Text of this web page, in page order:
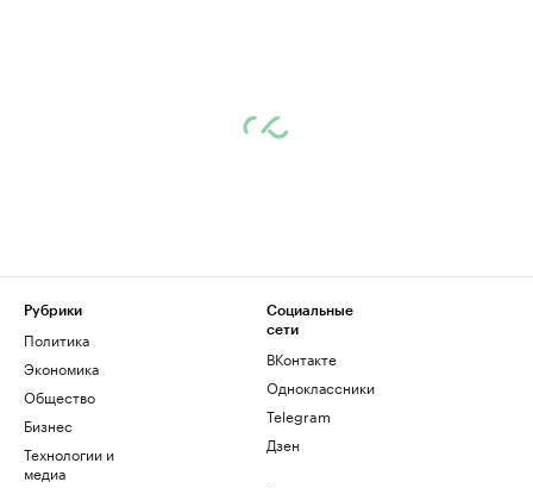
Рубрики
Политика
Экономика
Общество
Бизнес
Технологии и
медиа
Социальные
сети
ВКонтакте
Одноклассники
Telegram
Дзен